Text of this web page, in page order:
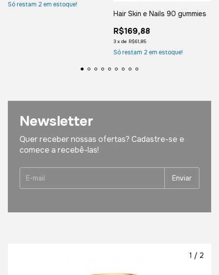
Só restam 2 em estoque!
Hair Skin e Nails 90 gummies
R$169,88
3 x de R$61,85
Só restam 2 em estoque!
Newsletter
Quer receber nossas ofertas? Cadastre-se e
comece a recebê-las!
1 / 2